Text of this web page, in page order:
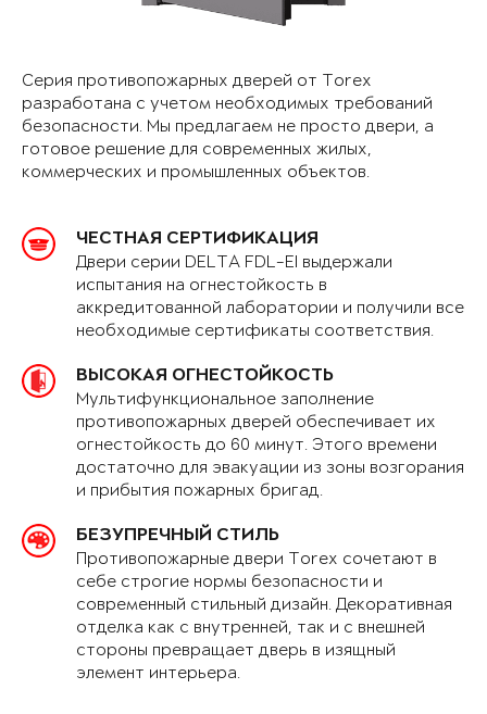
Серия противопожарных дверей от Torex
разработана с учетом необходимых требований
безопасности. Мы предлагаем не просто двери, а
готовое решение для современных жилых,
коммерческих и промышленных объектов.
ЧЕСТНАЯ СЕРТИФИКАЦИЯ
Двери серии DELTA FDL-EI выдержали
испытания на огнестойкость в
аккредитованной лаборатории и получили все
необходимые сертификаты соответствия.
ВЫСОКАЯ ОГНЕСТОЙКОСТЬ
Мультифункциональное заполнение
противопожарных дверей обеспечивает их
огнестойкость до 60 минут. Этого времени
достаточно для эвакуации из зоны возгорания
и прибытия пожарных бригад.
БЕЗУПРЕЧНЫЙ СТИЛЬ
Противопожарные двери Torex сочетают в
себе строгие нормы безопасности и
современный стильный дизайн. Декоративная
отделка как с внутренней, так и с внешней
стороны превращает дверь в изящный
элемент интерьера.